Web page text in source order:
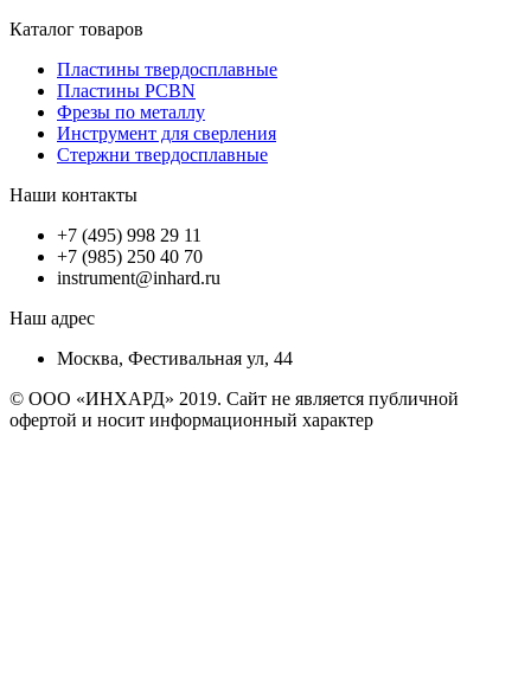
Каталог товаров
Пластины твердосплавные
Пластины PCBN
Фрезы по металлу
Инструмент для сверления
Стержни твердосплавные
Наши контакты
+7 (495) 998 29 11
+7 (985) 250 40 70
instrument@inhard.ru
Наш адрес
Москва, Фестивальная ул, 44
© ООО «ИНХАРД» 2019. Сайт не является публичной
офертой и носит информационный характер